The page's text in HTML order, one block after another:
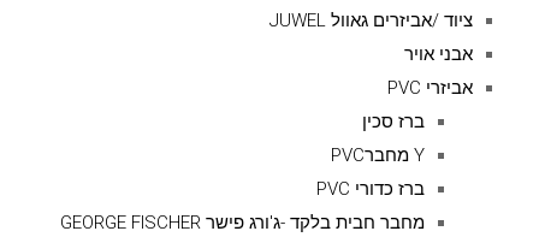
ציוד /אביזרים גאוול JUWEL
אבני אויר
אביזרי PVC
ברז סכין
Y מחברPVC
ברז כדורי PVC
מחבר חבית בלקד -ג'ורג פישר GEORGE FISCHER